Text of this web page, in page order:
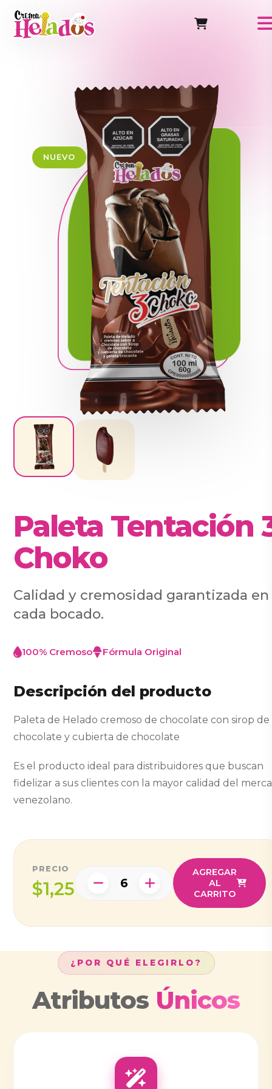
NUEVO
Paleta Tentación
Choko
Calidad y cremosidad garantizada en
cada bocado.
100% Cremoso Fórmula Original
Descripción del producto
Paleta de Helado cremoso de chocolate con sirop de
chocolate y cubierta de chocolate
Es el producto ideal para distribuidores que buscan
fidelizar a sus clientes con la mayor calidad del
venezolano.
PRECIO
$1,25
AGREGAR
AL
CARRITO
¿POR QUÉ ELEGIRLO?
Atributos Únicos